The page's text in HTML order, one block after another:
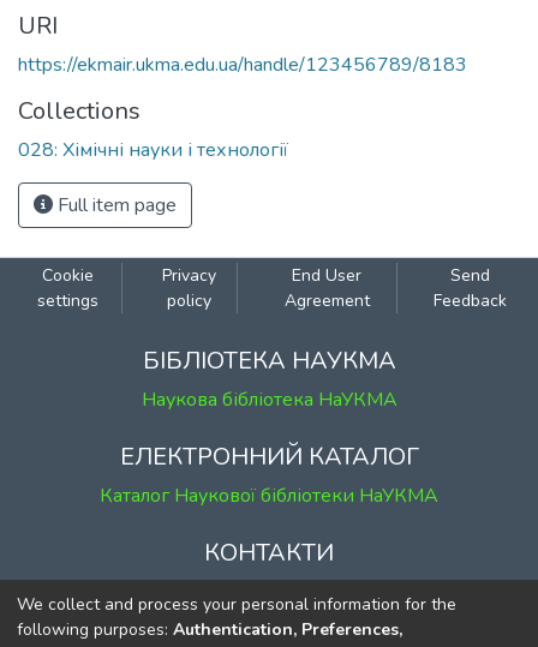
URI
https://ekmair.ukma.edu.ua/handle/123456789/8183
Collections
028: Хімічні науки і технології
Full item page
Cookie
settings
Privacy
policy
End User
Agreement
Send
Feedback
БІБЛІОТЕКА НАУКМА
Наукова бібліотека НаУКМА
ЕЛЕКТРОННИЙ КАТАЛОГ
Каталог Наукової бібліотеки НаУКМА
КОНТАКТИ
м. Київ, вул. Григорія Сковороди, 2
к. 1, к. 120
We collect and process your personal information for the
following purposes: Authentication, Preferences,